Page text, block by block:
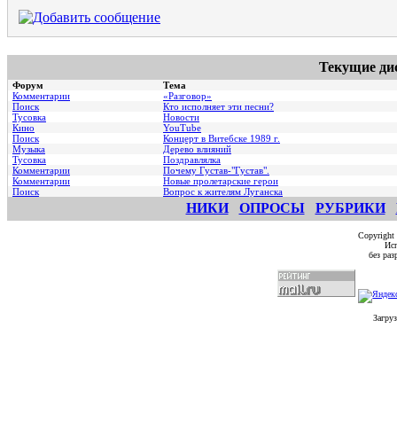
Текущие
Форум
Тема
Комментарии
«Разговор»
Поиск
Кто исполняет эти песни?
Тусовка
Новости
Кино
YouTube
Поиск
Концерт в Витебске 1989 г.
Музыка
Дерево влияний
Тусовка
Поздравлялка
Комментарии
Почему Густав-"Густав".
Комментарии
Hовые пролетарские герои
Поиск
Вопрос к жителям Луганска
НИКИ ОПРОСЫ РУБРИКИ
без